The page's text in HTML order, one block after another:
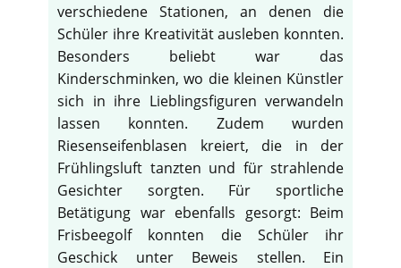
verschiedene Stationen, an denen die
Schüler ihre Kreativität ausleben konnten.
Besonders beliebt war das
Kinderschminken, wo die kleinen Künstler
sich in ihre Lieblingsfiguren verwandeln
lassen konnten. Zudem wurden
Riesenseifenblasen kreiert, die in der
Frühlingsluft tanzten und für strahlende
Gesichter sorgten. Für sportliche
Betätigung war ebenfalls gesorgt: Beim
Frisbeegolf konnten die Schüler ihr
Geschick unter Beweis stellen. Ein